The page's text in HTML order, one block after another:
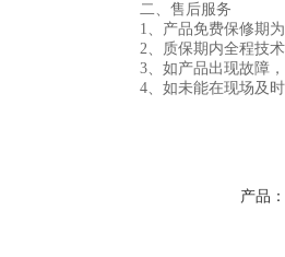
二、售后服务
1、产品免费保修期
2、质保期内全程技
3、如产品出现故障
4、如未能在现场及
产品：